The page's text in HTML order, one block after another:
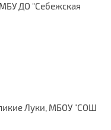
ДО "Себежская
Луки, МБОУ "СОШ